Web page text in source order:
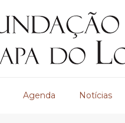
Agenda Notícias